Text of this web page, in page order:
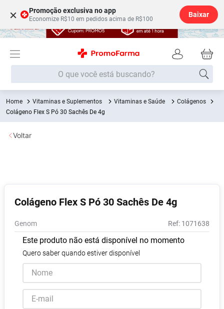
× Promoção exclusiva no app
Economize R$10 em pedidos acima de R$100
Baixar
O que você está buscando?
Vitaminas e Suplementos Vitaminas e Saúde
Colágenos
Colágeno Flex S Pó 30 Sachês De 4g
Colágeno Flex S Pó 30 Sachês De 4g
Genom : 1071638
Este produto não está disponível no momento
Quero saber quando estiver disponível
Voltar
Termos mais buscados
1º Fralda
2
6º Desodorante
7º
8 Absorvente
9º Pampers Confort Sec
10 º